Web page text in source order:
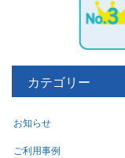
カテゴリー
お知らせ
ご利用事例